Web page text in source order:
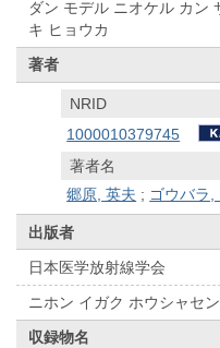
ダン モデル ニオケル カン
キ ヒョウカ
著者
NRID
1000010379745
著者名
郷原, 英夫 ; ゴウバラ,
出版者
日本医学放射線学会
ニホン イガク ホウシャセ
収録物名